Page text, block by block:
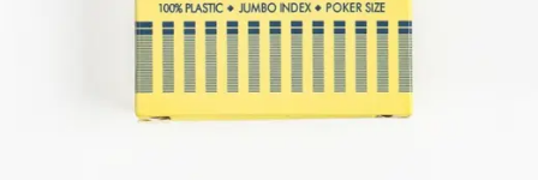
Оренбургская область
Пензенская область
Пермский край